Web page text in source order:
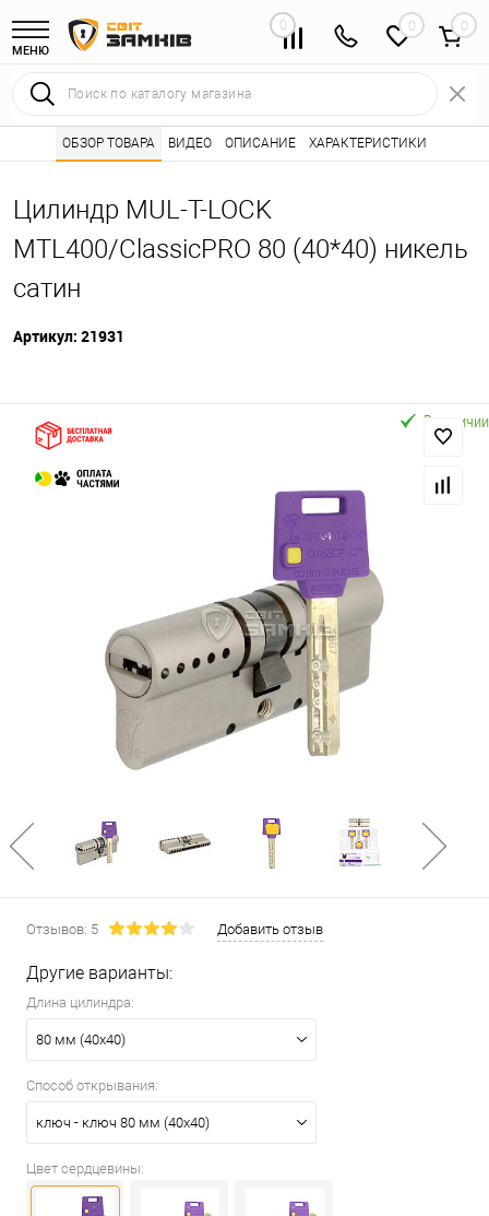
МЕНЮ
0 0
Интернет магазин замков Каталог товаров ⭐ • Сердцевины
Цилиндр MUL-T-LOCK
MTL400/ClassicPRO 80 (40*40) никель
сатин
Артикул: 21931
ОБЗОР ТОВАРА ВИДЕО ОПИСАНИЕ ХАРАКТЕРИСТИКИ
Отзывов: 5 Добавить отзыв
Другие варианты:
Длина цилиндра:
80 мм (40x40)
Способ открывания:
ключ - ключ 80 мм (40x40)
Цвет сердцевины:
В наличии